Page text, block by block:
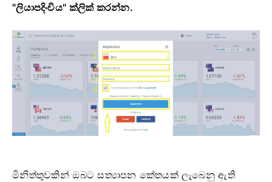
"ලියාපදිංචිය" ක්ලික් කරන්න.
මිනිත්තුවකින් ඔබට සත්‍යාපන කේතයක් ලැබෙනු ඇති